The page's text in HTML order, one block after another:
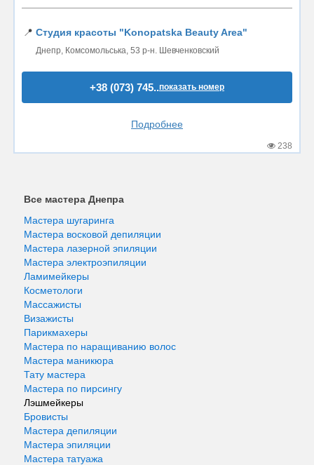
📍 Студия красоты "Konopatska Beauty Area"
Днепр, Комсомольська, 53 р-н. Шевченковский
+38 (073) 745..показать номер
Подробнее
238
Все мастера Днепра
Мастера шугаринга
Мастера восковой депиляции
Мастера лазерной эпиляции
Мастера электроэпиляции
Ламимейкеры
Косметологи
Массажисты
Визажисты
Парикмахеры
Мастера по наращиванию волос
Мастера маникюра
Тату мастера
Мастера по пирсингу
Лэшмейкеры
Бровисты
Мастера депиляции
Мастера эпиляции
Мастера татуажа